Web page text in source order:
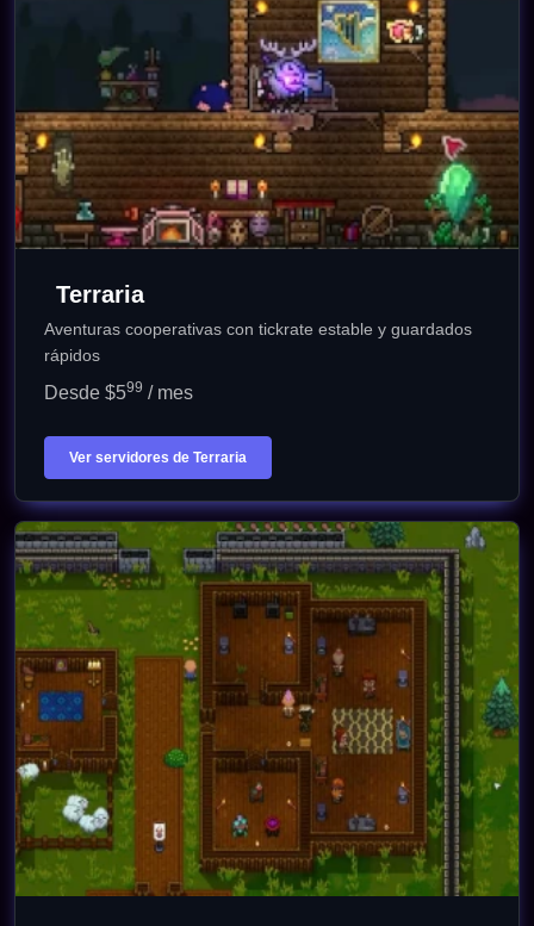
Terraria
Aventuras cooperativas con tickrate estable y guardados
rápidos
Desde $599 / mes
Ver servidores de Terraria